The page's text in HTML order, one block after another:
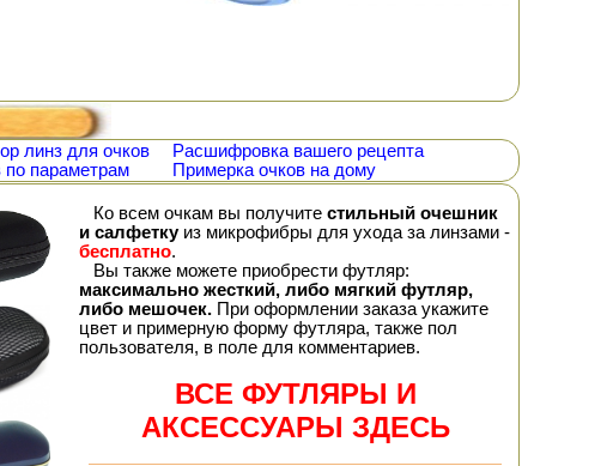
линз для очков
Расшифровка вашего рецепта
по параметрам Примерка очков на дому
Ко всем очкам вы получите стильный очешник
и салфеткуиз микрофибры для ухода за линзами -
бесплатно.
Вы также можете приобрести футляр:
максимально жесткий, либо мягкий футляр,
либо мешочек. При оформлении заказа укажите
цвет и примерную форму футляра, также пол
пользователя, в поле для комментариев.
ВСЕ ФУТЛЯРЫ И
АКСЕССУАРЫ ЗДЕСЬ